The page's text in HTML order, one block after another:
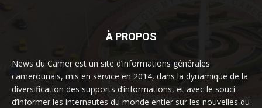
À PROPOS
News du Camer est un site d’informations générales
camerounais, mis en service en 2014, dans la dynamique de la
diversification des supports d’informations, et avec le souci
d’informer les internautes du monde entier sur les nouvelles du